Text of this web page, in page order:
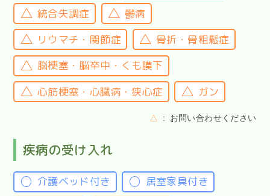
統合失調症
鬱病
リウマチ・関節症
骨折・骨粗鬆症
脳梗塞・脳卒中・くも膜下
心筋梗塞・心臓病・狭心症
ガン
△ お問い合わせください
疾病の受け入れ
介護ベッド付き
居室家具付き